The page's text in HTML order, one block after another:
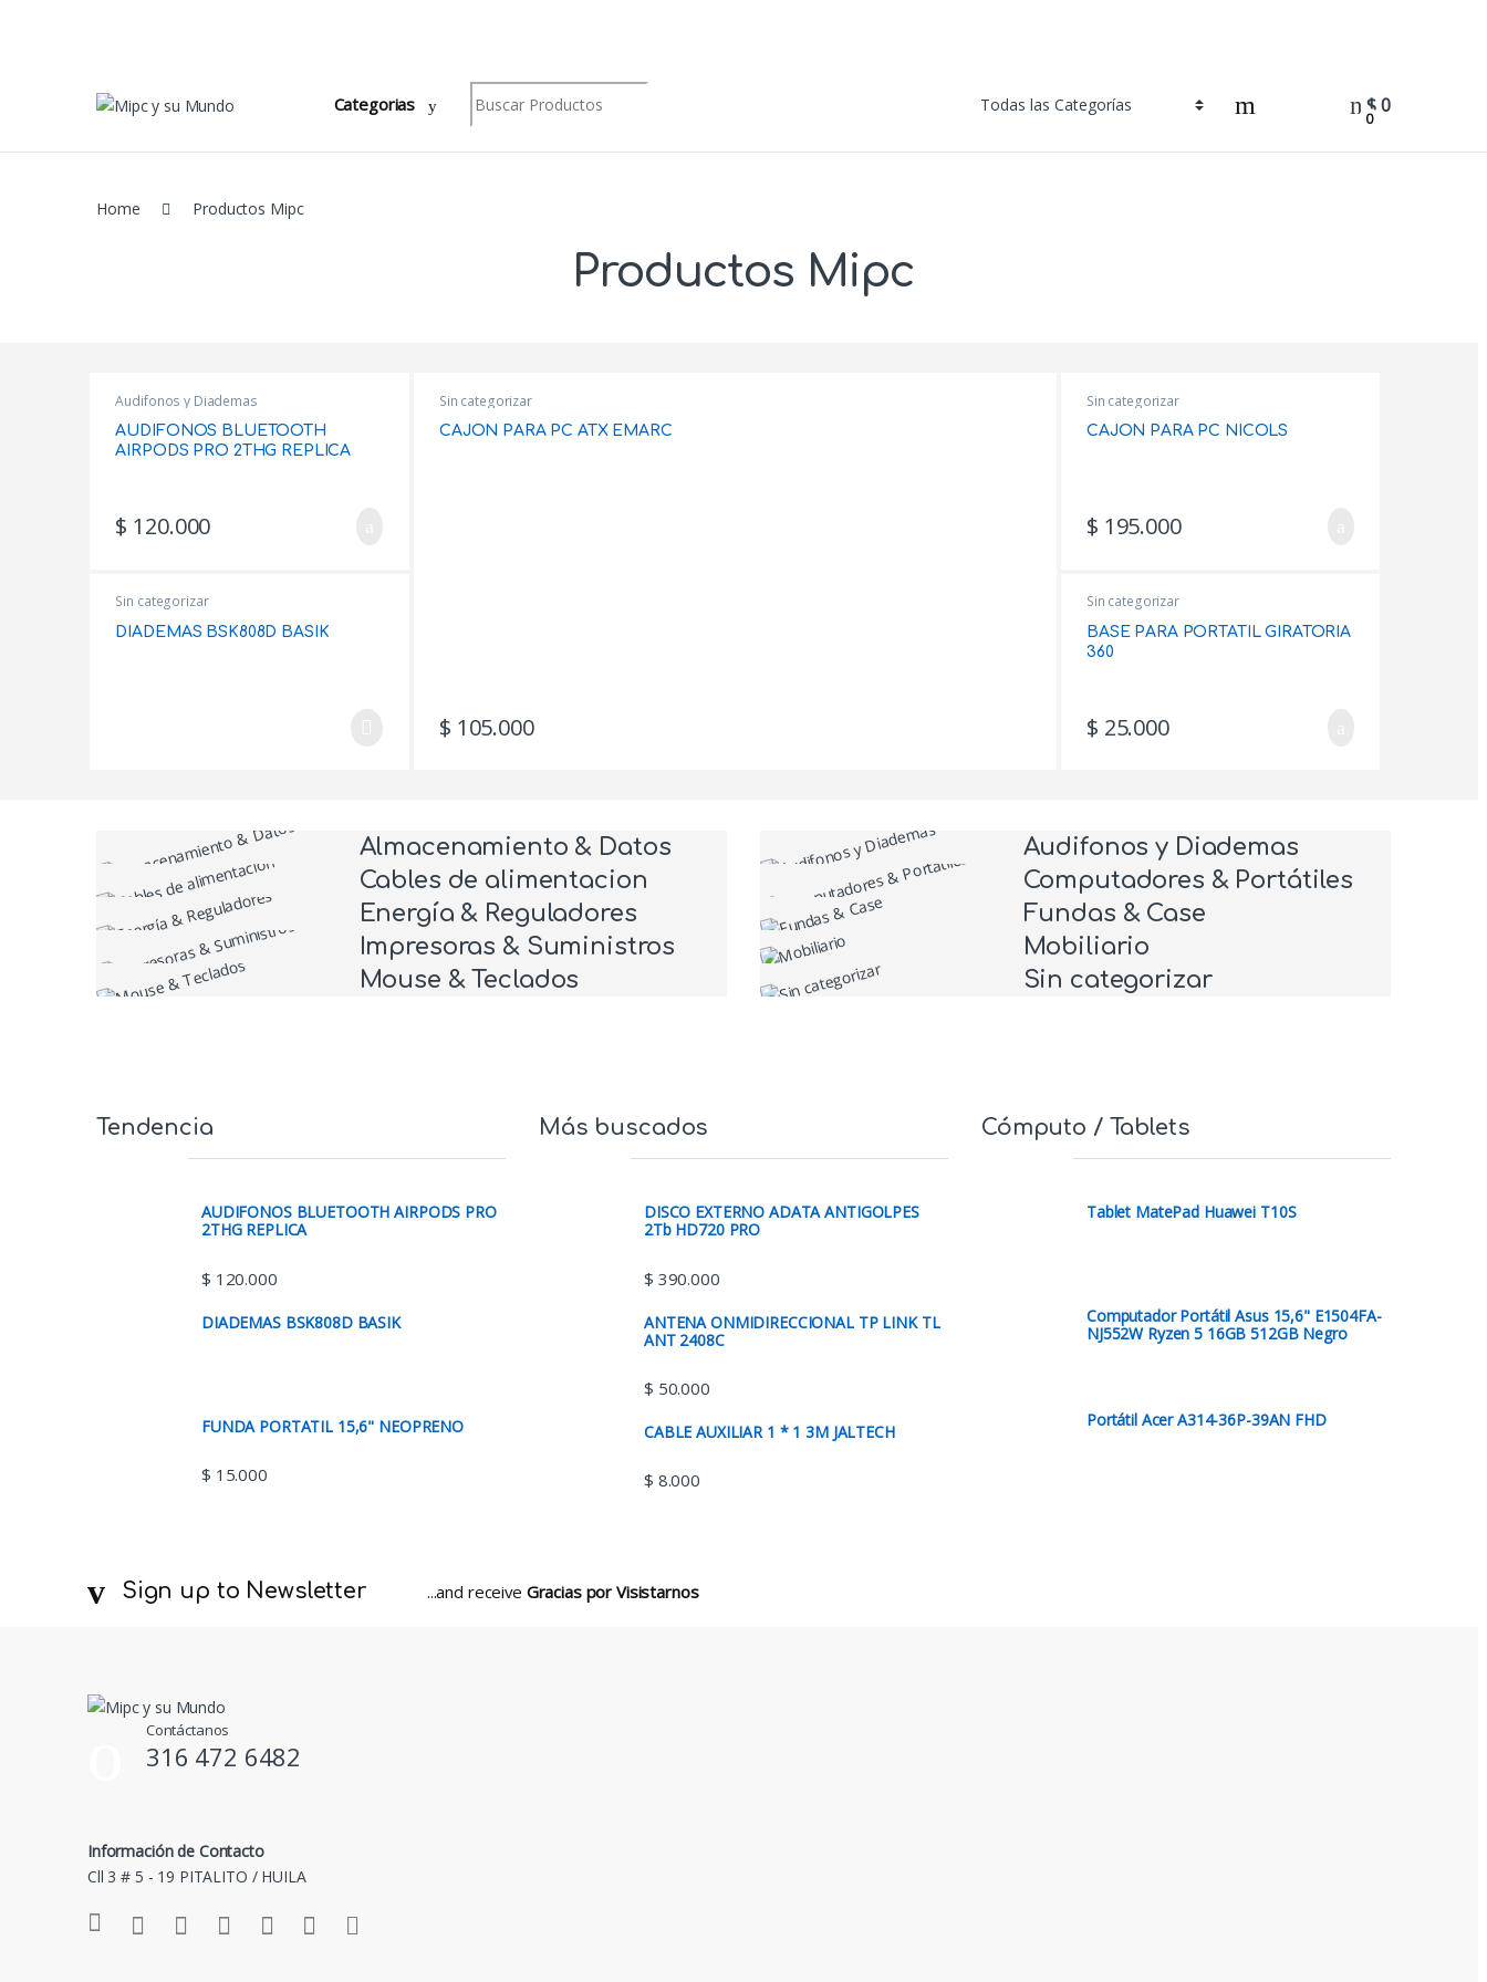
Categorias
Search for:
0
$0
Home Productos Mipc
Productos Mipc
Grid
Audifonos y Diademas
AUDIFONOS BLUETOOTH
AIRPODS PRO 2THG REPLICA
$ 120.000
Sin categorizar
DIADEMAS BSK808D BASIK
Sin categorizar
CAJON PARA PC ATX EMARC
$ 105.000
Sin categorizar
CAJON PARA PC NICOLS
$ 195.000
Sin categorizar
BASE PARA PORTATIL GIRATORIA
360
$ 25.000
Almacenamiento & Datos
Audifonos y Diademas
Cables de alimentacion
Computadores & Portátiles
Energía & Reguladores
Fundas & Case
Impresoras & Suministros
Mobiliario
Mouse & Teclados
Sin categorizar
Tendencia
AUDIFONOS BLUETOOTH AIRPODS PRO
2THG REPLICA
$ 120.000
DIADEMAS BSK808D BASIK
FUNDA PORTATIL 15,6" NEOPRENO
$ 15.000
Más buscados
DISCO EXTERNO ADATA ANTIGOLPES
2Tb HD720 PRO
$ 390.000
ANTENA ONMIDIRECCIONAL TP LINK TL
ANT 2408C
$ 50.000
CABLE AUXILIAR 1 * 1 3M JALTECH
$ 8.000
Cómputo / Tablets
Tablet MatePad Huawei T10S
Computador Portátil Asus 15,6" E1504FA-
NJ552W Ryzen 5 16GB 512GB Negro
Portátil Acer A314-36P-39AN FHD
Sign up to Newsletter ...and receive Gracias por Visistarnos
Contáctanos
316 472 6482
Información de Contacto
Cll 3 # 5 - 19 PITALITO / HUILA